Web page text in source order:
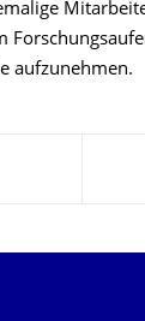
aufzunehmen.